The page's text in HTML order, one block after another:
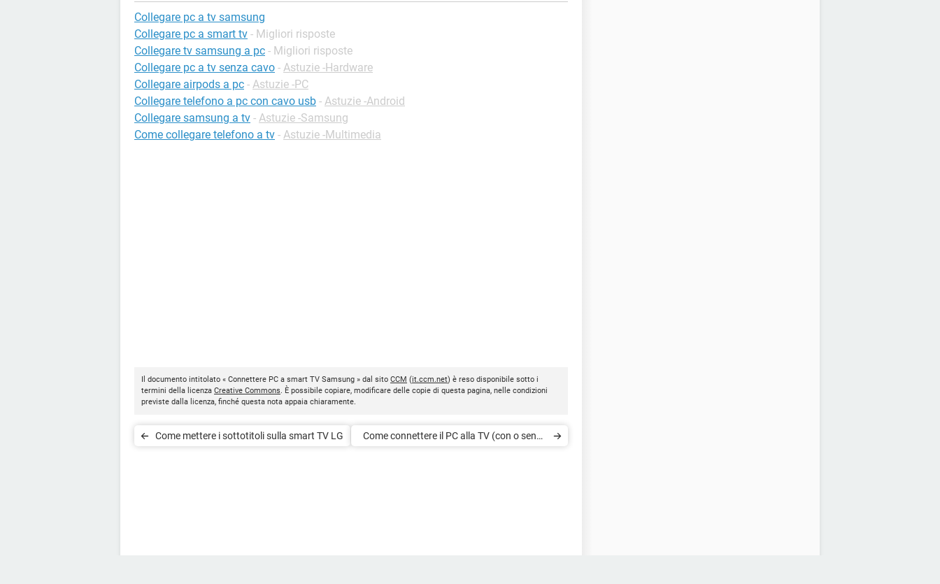
Collegare pc a tv samsung
Collegare pc a smart tv - Migliori risposte
Collegare tv samsung a pc - Migliori risposte
Collegare pc a tv senza cavo - Astuzie -Hardware
Collegare airpods a pc - Astuzie -PC
Collegare telefono a pc con cavo usb - Astuzie -Android
Collegare samsung a tv - Astuzie -Samsung
Come collegare telefono a tv - Astuzie -Multimedia
Il documento intitolato « Connettere PC a smart TV Samsung » dal sito CCM (it.ccm.net) è reso disponibile sotto i
termini della licenza Creative Commons. È possibile copiare, modificare delle copie di questa pagina, nelle condizioni
previste dalla licenza, finché questa nota appaia chiaramente.
Come mettere i sottotitoli sulla smart TV LG
Come connettere il PC alla TV (con o senza